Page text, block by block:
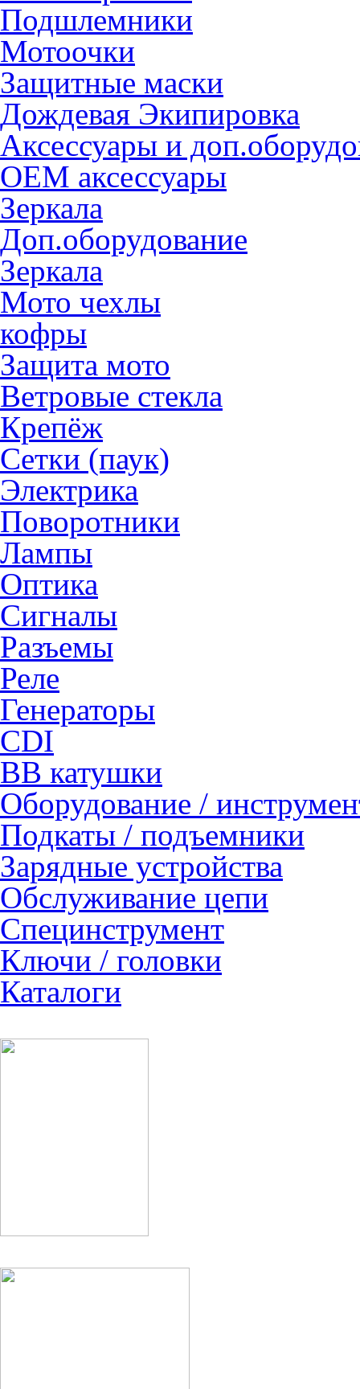
Подшлемники
Мотоочки
Защитные маски
Дождевая Экипировка
Аксессуары и
OEM аксессуары
Зеркала
Доп.оборудование
Зеркала
Мото чехлы
кофры
Защита мото
Ветровые стекла
Крепёж
Сетки (паук)
Электрика
Поворотники
Лампы
Оптика
Сигналы
Разъемы
Реле
Генераторы
CDI
ВВ катушки
Оборудование /
Подкаты / подъемники
Зарядные устройства
Обслуживание цепи
Специнструмент
Ключи / головки
Каталоги